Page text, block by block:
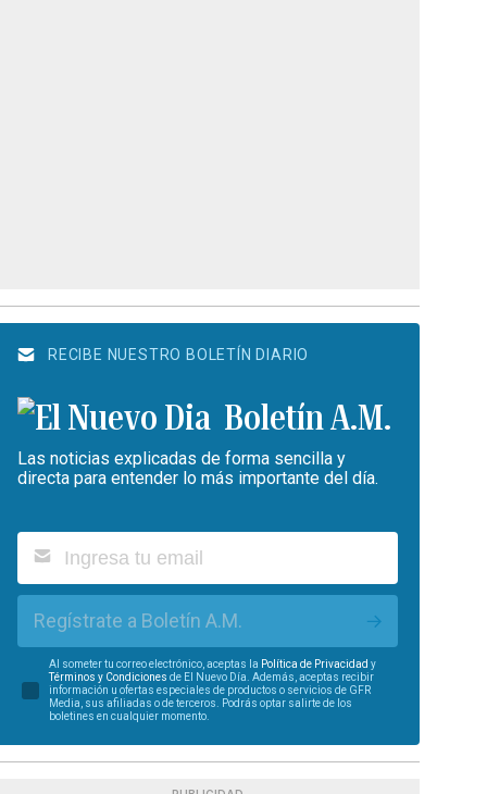
RECIBE NUESTRO BOLETÍN DIARIO
Boletín A.M.
Las noticias explicadas de forma sencilla y
directa para entender lo más importante del día.
Regístrate a Boletín A.M.
Al someter tu correo electrónico, aceptas la Política de Privacidad y
Términos y Condiciones de El Nuevo Día. Además, aceptas recibir
información u ofertas especiales de productos o servicios de GFR
Media, sus afiliadas o de terceros. Podrás optar salirte de los
boletines en cualquier momento.